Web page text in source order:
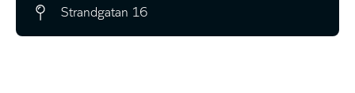
Strandgatan 16